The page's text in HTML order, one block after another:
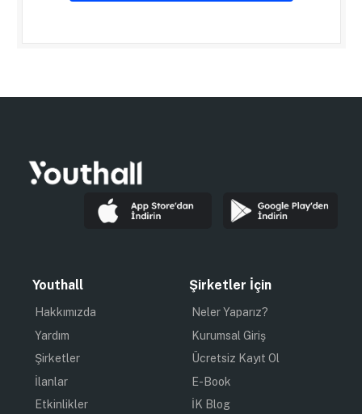
Youthall
Hakkımızda
Yardım
Şirketler
İlanlar
Etkinlikler
Şirketler İçin
Neler Yaparız?
Kurumsal Giriş
Ücretsiz Kayıt Ol
E-Book
İK Blog